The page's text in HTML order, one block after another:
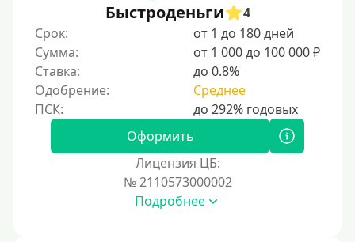
Для граждан СНГ
Сумма (рублей)
100 руб
300 руб
Быстроденьги
4
Срок:
от 1 до 180 дней
Сумма:
от 1 000 до 100 000 ₽
Ставка:
до 0.8%
Одобрение:
Среднее
Оформить
Лицензия ЦБ:
№ 2110573000002
Подробнее